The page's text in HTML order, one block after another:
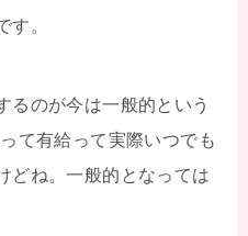
す。
るのが今は一般的という
て有給って実際いつでも
どね。一般的となっては